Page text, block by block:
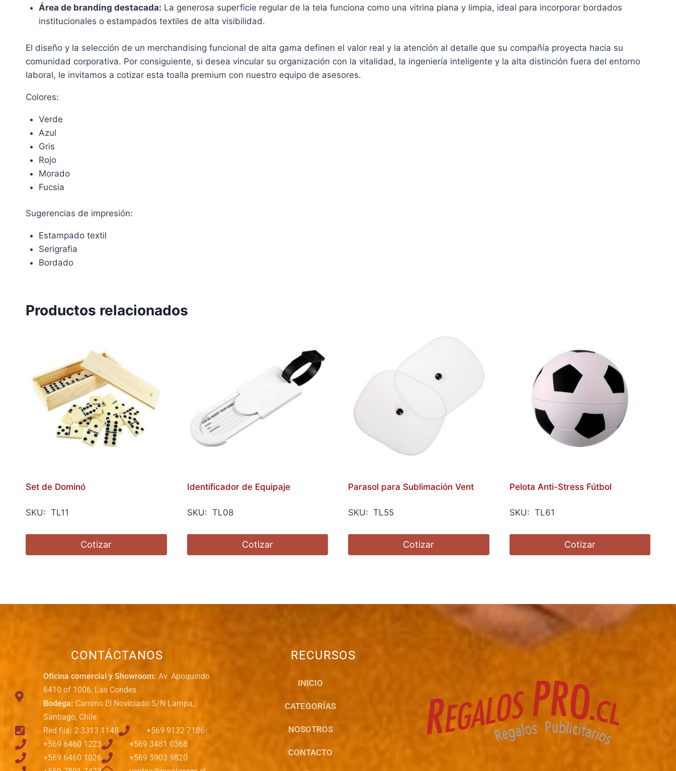
Área de branding destacada: La generosa superficie regular de la tela funciona como una vitrina plana y limpia, ideal para incorporar bordados
institucionales o estampados textiles de alta visibilidad.
El diseño y la selección de un merchandising funcional de alta gama definen el valor real y la atención al detalle que su compañía proyecta hacia su
comunidad corporativa. Por consiguiente, si desea vincular su organización con la vitalidad, la ingeniería inteligente y la alta distinción fuera del entorno
laboral, le invitamos a cotizar esta toalla premium con nuestro equipo de asesores.
Colores:
Verde
Azul
Gris
Rojo
Morado
Fucsia
Sugerencias de impresión:
Estampado textil
Serigrafia
Bordado
Productos relacionados
Set de Dominó
SKU: TL11
Cotizar
Identificador de Equipaje
SKU: TL08
Cotizar
Parasol para Sublimación Vent
SKU: TL55
Cotizar
Pelota Anti-Stress Fútbol
SKU: TL61
Cotizar
CONTÁCTANOS
Oficina comercial y Showroom: Av. Apoquindo
6410 of 1006, Las Condes
Bodega: Camino El Noviciado S/N Lampa,
Santiago, Chile
Red fija: 2 3313 1148
+569 9132 7186
+569 6460 1223
+569 3481 0368
+569 6460 1026
+569 5903 9820
RECURSOS
INICIO
CATEGORÍAS
NOSOTROS
CONTACTO